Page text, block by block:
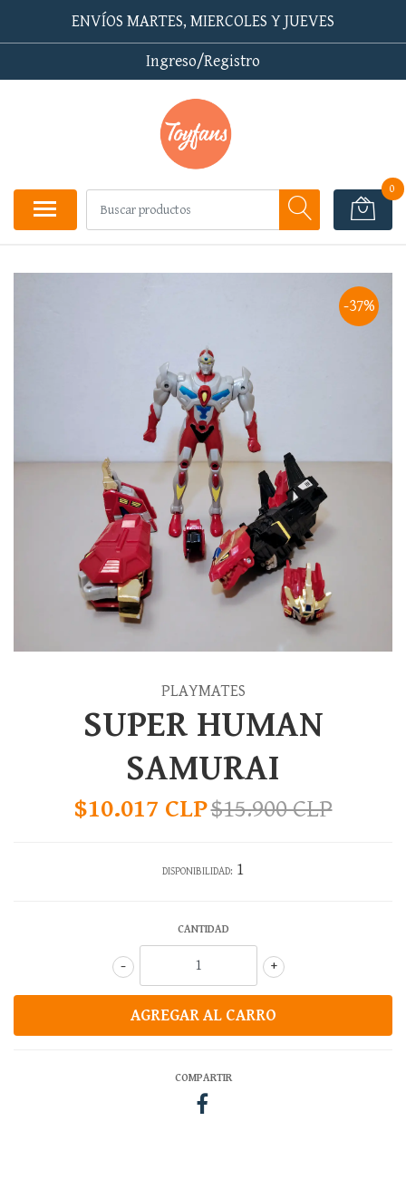
ENVÍOS MARTES, MIERCOLES Y JUEVES
Ingreso/Registro
0
-37%
PLAYMATES
SUPER HUMAN
SAMURAI
$10.017 CLP$15.900 CLP
DISPONIBILIDAD: 1
CANTIDAD
+
-
COMPARTIR